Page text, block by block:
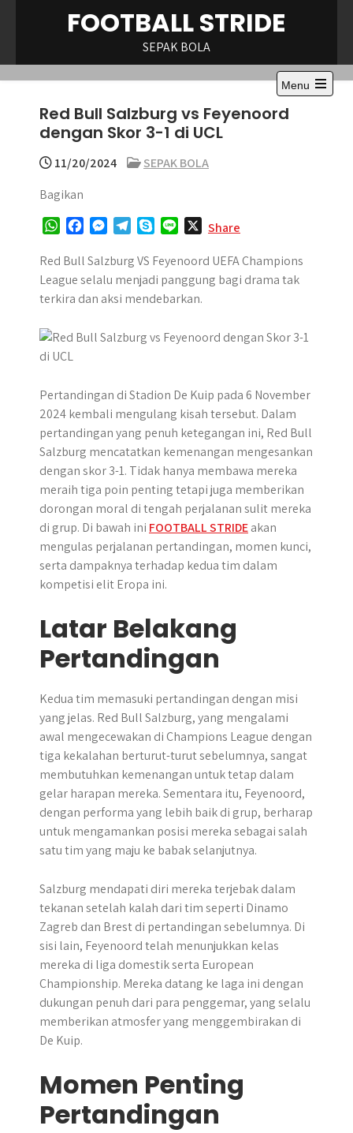
FOOTBALL STRIDE
SEPAK BOLA
Menu
Open
Red Bull Salzburg vs Feyenoord
dengan Skor 3-1 di UCL
11/20/2024
SEPAK BOLA
Bagikan
W
a
t
s
p
c
e
b
k
s
s
e
g
e
l
e
g
m
y
p
e
n
e
Share
Red Bull Salzburg VS Feyenoord UEFA Champions
League selalu menjadi panggung bagi drama tak
terkira dan aksi mendebarkan.
Pertandingan di Stadion De Kuip pada 6 November
2024 kembali mengulang kisah tersebut. Dalam
pertandingan yang penuh ketegangan ini, Red Bull
Salzburg mencatatkan kemenangan mengesankan
dengan skor 3-1. Tidak hanya membawa mereka
meraih tiga poin penting tetapi juga memberikan
dorongan moral di tengah perjalanan sulit mereka
di grup. Di bawah ini FOOTBALL STRIDEakan
mengulas perjalanan pertandingan, momen kunci,
serta dampaknya terhadap kedua tim dalam
kompetisi elit Eropa ini.
Latar Belakang
Pertandingan
Kedua tim memasuki pertandingan dengan misi
yang jelas. Red Bull Salzburg, yang mengalami
awal mengecewakan di Champions League dengan
tiga kekalahan berturut-turut sebelumnya, sangat
membutuhkan kemenangan untuk tetap dalam
gelar harapan mereka. Sementara itu, Feyenoord,
dengan performa yang lebih baik di grup, berharap
untuk mengamankan posisi mereka sebagai salah
satu tim yang maju ke babak selanjutnya.
Salzburg mendapati diri mereka terjebak dalam
tekanan setelah kalah dari tim seperti Dinamo
Zagreb dan Brest di pertandingan sebelumnya. Di
sisi lain, Feyenoord telah menunjukkan kelas
mereka di liga domestik serta European
Championship. Mereka datang ke laga ini dengan
dukungan penuh dari para penggemar, yang selalu
memberikan atmosfer yang menggembirakan di
De Kuip.
Momen Penting
Pertandingan